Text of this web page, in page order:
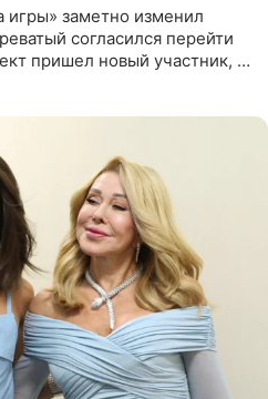
игры» заметно изменил
согласился перейти
пришел новый участник, а